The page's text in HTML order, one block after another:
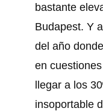
bastante
Budapest. Y
del año
en
llegar a los
insoportable